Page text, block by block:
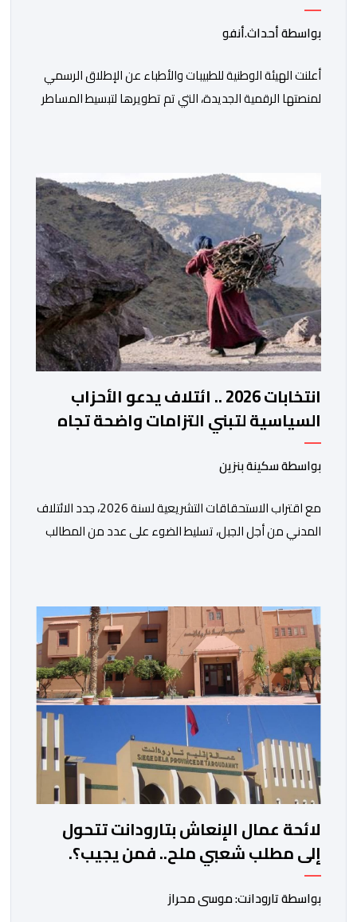
بواسطة أحداث.أنفو
أعلنت الهيئة الوطنية للطبيبات والأطباء عن الإطلاق الرسمي
لمنصتها الرقمية الجديدة، التي تم تطويرها لتبسيط المساطر
للهيئة إلى جانب الهيئة الوطنية. وذكر بلاغ للهيئة أن هذه
المنصة، التي تم إطلاقها في إطار استراتيجيتها الرامية إلى
التحديث والتحول الرقمي، تشكل خطوة مهمة في […]
انتخابات 2026 .. ائتلاف يدعو الأحزاب
السياسية لتبني التزامات واضحة تجاه
المناطق الجبلية
بواسطة سكينة بنزين
مع اقتراب الاستحقاقات التشريعية لسنة 2026، جدد الائتلاف
المدني من أجل الجبل، تسليط الضوء على عدد من المطالب
ادراج 10 التزامات ضمن برامجها الانتخابية المنتظرة، في إطار
تعاقد سياسي مع المناطق الجبلية والانتقال من الوعود
الانتخابية إلى التزامات عملية […]
لائحة عمال الإنعاش بتارودانت تتحول
إلى مطلب شعبي ملح.. فمن يجيب؟.
بواسطة تارودانت: موسى محراز